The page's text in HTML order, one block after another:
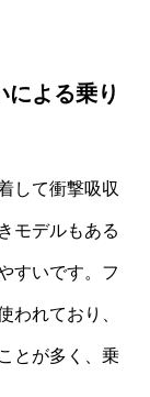
による乗り
して衝撃吸収
モデルもある
すいです。フ
われており、
とが多く、乗